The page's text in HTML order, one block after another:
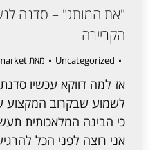
"את המותג" – סדנה
הקריירה
Uncategorized מאת
אז למה דווקא עכשיו
לשמוע שבקרוב המקצוע
כי הבינה המלאכותית
אני רוצה לפני הכל